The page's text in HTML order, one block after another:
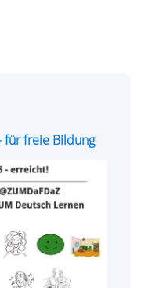
für freie Bildung